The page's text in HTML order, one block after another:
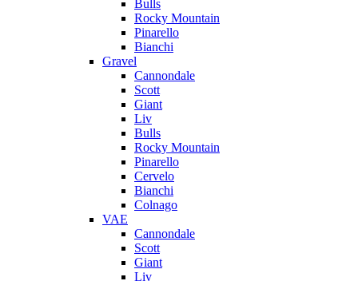
Bulls
Rocky Mountain
Pinarello
Bianchi
Gravel
Cannondale
Scott
Giant
Liv
Bulls
Rocky Mountain
Pinarello
Cervelo
Bianchi
Colnago
VAE
Cannondale
Scott
Giant
Liv